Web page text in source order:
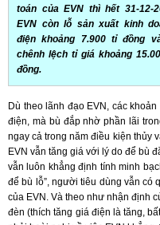
toán của EVN thì hết 31-12-
EVN còn lỗ sản xuất kinh
điện khoảng 7.900 tỉ đồng
chênh lệch tỉ giá khoảng
đồng.
Dù theo lãnh đạo EVN, các
điện, mà bù đắp nhờ phần lãi
ngay cả trong năm điều kiện thủy
EVN vẫn tăng giá với lý do để bù
vẫn luôn khẳng định tính minh
để bù lỗ”, người tiêu dùng vẫn có
của EVN. Và theo như nhận định
đèn (thích tăng giá điện là tăng,